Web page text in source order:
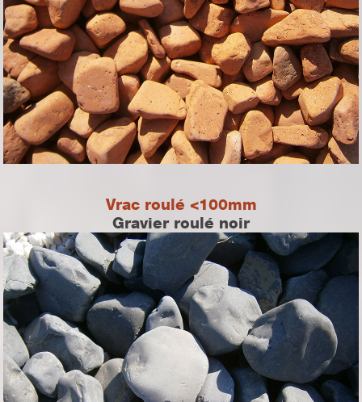
Vrac roulé <100mm
Gravier roulé noir